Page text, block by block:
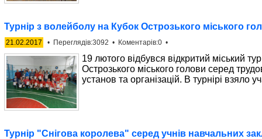
Турнір з волейболу на Кубок Острозького міського
21.02.2017 • Переглядів:3092 • Коментарів:0 •
19 лютого відбувся відкритий міський
Острозького міського голови серед
установ та організацій. В турнірі взяло
Турнір "Снігова королева" серед учнів навчальних